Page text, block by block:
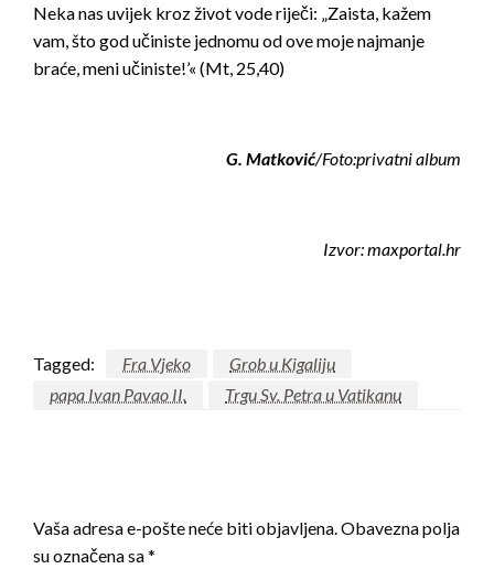
Neka nas uvijek kroz život vode riječi: „Zaista, kažem
vam, što god učiniste jednomu od ove moje najmanje
braće, meni učiniste!’« (Mt, 25,40)
G. Matković/Foto:privatni album
Izvor: maxportal.hr
Tagged: Fra Vjeko
Grob u Kigaliju
papa Ivan Pavao II.
Trgu Sv. Petra u Vatikanu
Vaša adresa e-pošte neće biti objavljena.Obavezna polja
su označena sa*